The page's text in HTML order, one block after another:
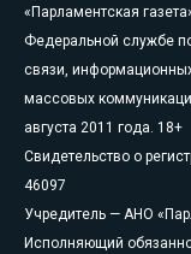
«Парламентская
Федеральной службе
связи,
массовых
августа 2011 года. 18+
Свидетельство о
46097
Учредитель — АНО
Исполняющий